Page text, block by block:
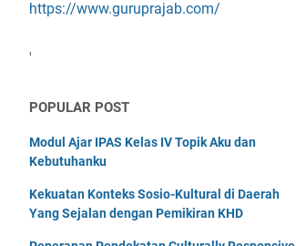
https://www.guruprajab.com/
'
POPULAR POST
Modul Ajar IPAS Kelas IV Topik Aku dan
Kebutuhanku
Kekuatan Konteks Sosio-Kultural di Daerah
Yang Sejalan dengan Pemikiran KHD